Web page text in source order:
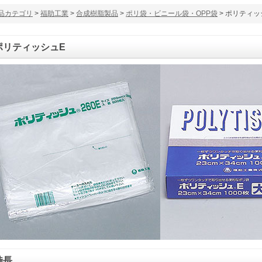
カテゴリ > 福助工業 > 合成樹脂製品 > ポリ袋・ビニール袋・OPP袋 > ポリティッ
リティッシュE